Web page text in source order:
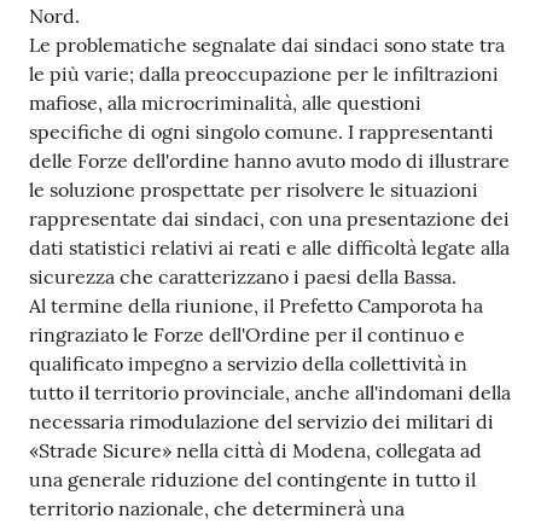
Nord.
Le problematiche segnalate dai sindaci sono state tra
le più varie; dalla preoccupazione per le infiltrazioni
mafiose, alla microcriminalità, alle questioni
specifiche di ogni singolo comune. I rappresentanti
delle Forze dell'ordine hanno avuto modo di illustrare
le soluzione prospettate per risolvere le situazioni
rappresentate dai sindaci, con una presentazione dei
dati statistici relativi ai reati e alle difficoltà legate alla
sicurezza che caratterizzano i paesi della Bassa.
Al termine della riunione, il Prefetto Camporota ha
ringraziato le Forze dell'Ordine per il continuo e
qualificato impegno a servizio della collettività in
tutto il territorio provinciale, anche all'indomani della
necessaria rimodulazione del servizio dei militari di
«Strade Sicure» nella città di Modena, collegata ad
una generale riduzione del contingente in tutto il
territorio nazionale, che determinerà una